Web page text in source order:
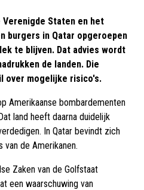
Verenigde Staten en het
burgers in Qatar opgeroepen
te blijven. Dat advies wordt
de landen. Die
over mogelijke risico's.
Amerikaanse bombardementen
land heeft daarna duidelijk
In Qatar bevindt zich
van de Amerikanen.
Zaken van de Golfstaat
een waarschuwing van